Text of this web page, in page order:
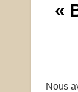
«
Nous